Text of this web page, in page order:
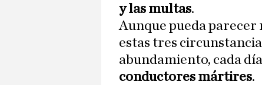
y las multas.
Aunque pueda parecer
estas tres
abundamiento, cada
conductores mártires.